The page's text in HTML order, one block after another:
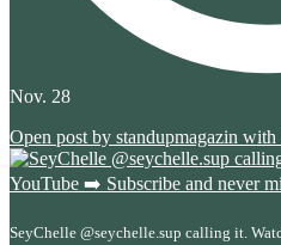
Nov. 28
Open post by standupmagazin
SeyChelle @seychelle.sup calling it.